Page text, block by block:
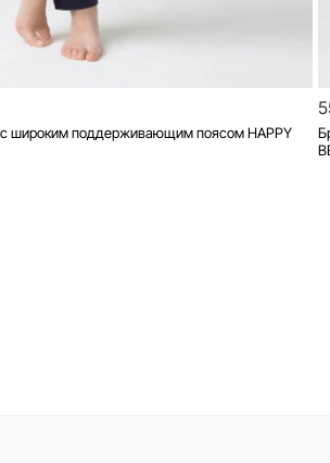
широким поддерживающим поясом HAPPY